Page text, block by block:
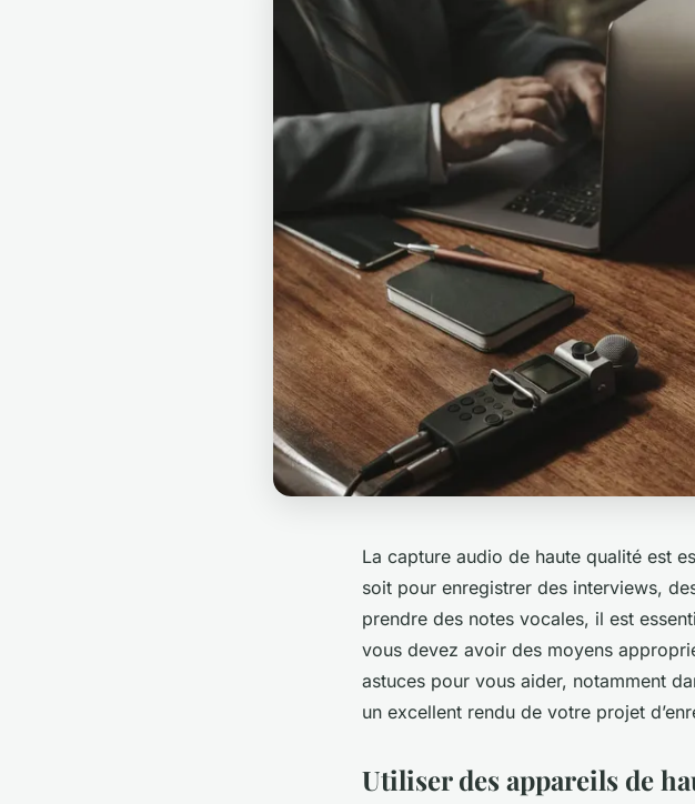
La capture audio de haute qualité est
soit pour enregistrer des interviews,
prendre des notes vocales, il est
vous devez avoir des moyens
astuces pour vous aider, notamment
un excellent rendu de votre projet
Utiliser des appareils de